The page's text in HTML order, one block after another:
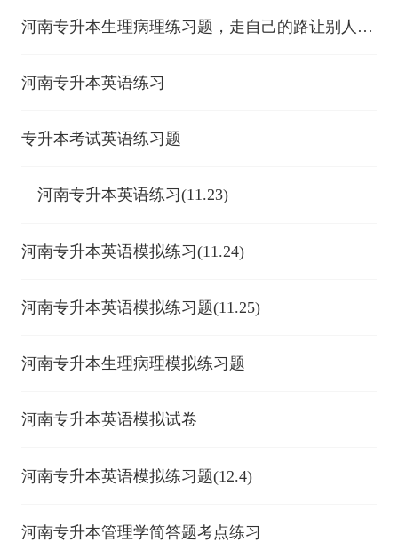
河南专升本生理病理练习题，走自己的路让别人去
河南专升本英语练习
专升本考试英语练习题
河南专升本英语练习(11.23)
河南专升本英语模拟练习(11.24)
河南专升本英语模拟练习题(11.25)
河南专升本生理病理模拟练习题
河南专升本英语模拟试卷
河南专升本英语模拟练习题(12.4)
河南专升本管理学简答题考点练习